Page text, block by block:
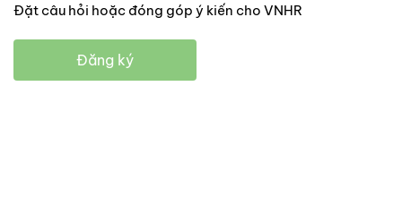
Đặt câu hỏi hoặc đóng góp ý kiến cho VNHR
Đăng ký